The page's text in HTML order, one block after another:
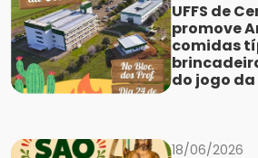
UFFS de
promove
comidas
do jogo da
18/06/2026